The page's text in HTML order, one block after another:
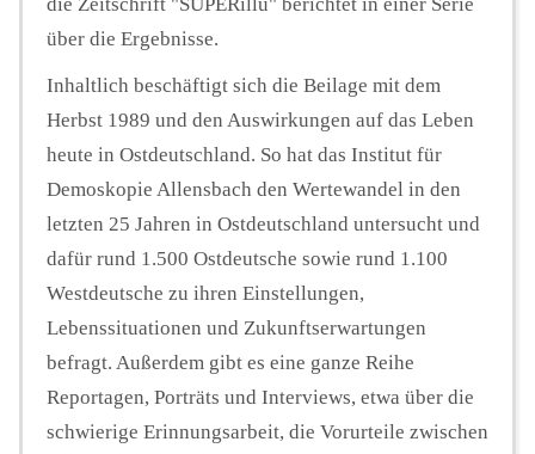
über die Ergebnisse.
Inhaltlich beschäftigt sich die Beilage mit dem
Herbst 1989 und den Auswirkungen auf das Leben
heute in Ostdeutschland. So hat das Institut für
Demoskopie Allensbach den Wertewandel in den
letzten 25 Jahren in Ostdeutschland untersucht und
dafür rund 1.500 Ostdeutsche sowie rund 1.100
Westdeutsche zu ihren Einstellungen,
Lebenssituationen und Zukunftserwartungen
befragt. Außerdem gibt es eine ganze Reihe
Reportagen, Porträts und Interviews, etwa über die
schwierige Erinnungsarbeit, die Vorurteile zwischen